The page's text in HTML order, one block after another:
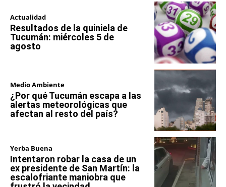
Actualidad
Resultados de la quiniela de
Tucumán: miércoles 5 de
agosto
Medio Ambiente
¿Por qué Tucumán escapa a las
alertas meteorológicas que
afectan al resto del país?
Yerba Buena
Intentaron robar la casa de un
ex presidente de San Martín: la
escalofriante maniobra que